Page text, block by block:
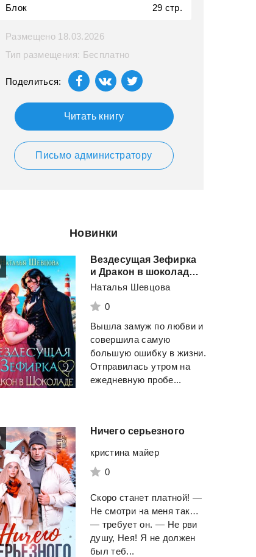
Блок 29 стр.
Размещено 18.03.2026
Тип размещения: Бесплатно
Поделиться:
Читать книгу
Письмо администратору
Новинки
Вездесущая Зефирка
и Дракон в шоколаде - 2
Наталья Шевцова
0
Вышла замуж по любви и
совершила самую
большую ошибку в жизни.
Отправилась утром на
ежедневную пробе...
Ничего серьезного
кристина майер
0
Скоро станет платной! —
Не смотри на меня так…
— требует он. — Не рви
душу, Нея! Я не должен
был теб...